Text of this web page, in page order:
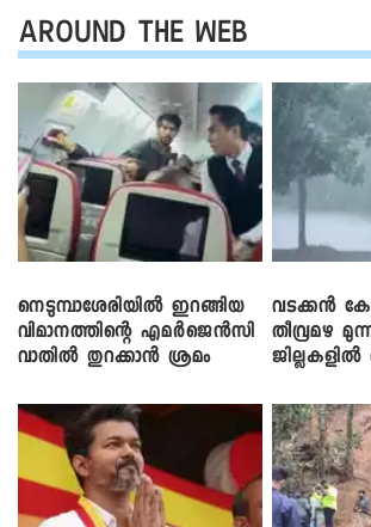
AROUND THE WEB
നെടുമ്പാശേരിയിൽ ഇറങ്ങിയ
വിമാനത്തിന്റെ എമർജെൻസി
വാതിൽ തുറക്കാൻ ശ്രമം
വടക്കൻ
തീവ്രമഴ